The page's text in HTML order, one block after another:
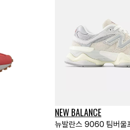
NEW BALANCE
뉴발란스 9060 팀버울